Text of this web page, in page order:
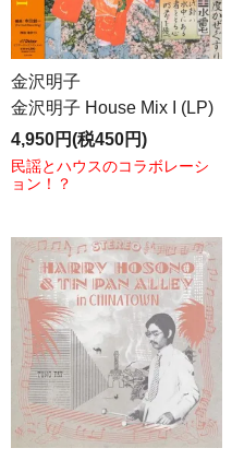
アツコ「俳句、その拡張
した。
AREVALO & OF
いたしました。
」LP入荷いたしました。
入荷いたしました。
「Bogotokio/Cumbia
た。
ー掲載。エキゾチックバ
覧ください。
金沢明子
金沢明子 House Mix I (LP)
4,950円(税450円)
民謡とハウスのコラボレーシ
ョン！？